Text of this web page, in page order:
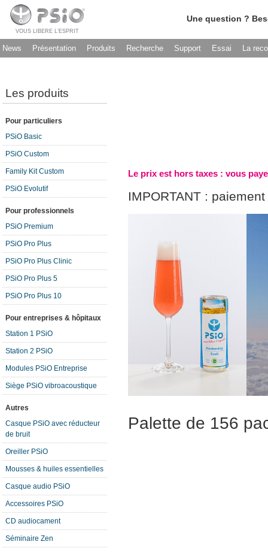
VOUS LIBERE L’ESPRIT
Une question ?
News Présentation Produits Recherche Support Essai La
Les produits
Pour particuliers
PSiO Basic
PSiO Custom
Family Kit Custom
PSiO Evolutif
Pour professionnels
PSiO Premium
PSiO Pro Plus
PSiO Pro Plus Clinic
PSiO Pro Plus 5
PSiO Pro Plus 10
Pour entreprises & hôpitaux
Station 1 PSiO
Station 2 PSiO
Modules PSiO Entreprise
Siège PSiO vibroacoustique
Autres
Casque PSiO avec réducteur
de bruit
Oreiller PSiO
Mousses & huiles essentielles
Casque audio PSiO
Accessoires PSiO
CD audiocament
Séminaire Zen
Le prix est hors taxes : vous
IMPORTANT :
Palette de 156